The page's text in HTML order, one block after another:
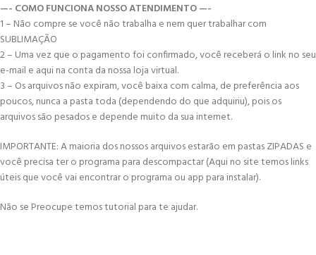
—- COMO FUNCIONA NOSSO ATENDIMENTO —-
1 – Não compre se você não trabalha e nem quer trabalhar com
SUBLIMAÇÃO
2 – Uma vez que o pagamento foi confirmado, você receberá o link no seu
e-mail e aqui na conta da nossa loja virtual.
3 – Os arquivos não expiram, você baixa com calma, de preferência aos
poucos, nunca a pasta toda (dependendo do que adquiriu), pois os
arquivos são pesados e depende muito da sua internet.
IMPORTANTE: A maioria dos nossos arquivos estarão em pastas ZIPADAS e
você precisa ter o programa para descompactar (Aqui no site temos links
úteis que você vai encontrar o programa ou app para instalar).
Não se Preocupe temos tutorial para te ajudar.